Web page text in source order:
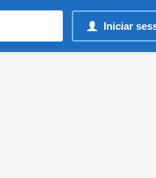
Iniciar